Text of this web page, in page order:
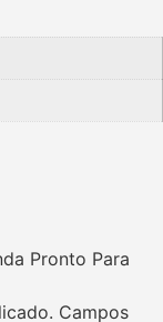
Pronto Para
Campos